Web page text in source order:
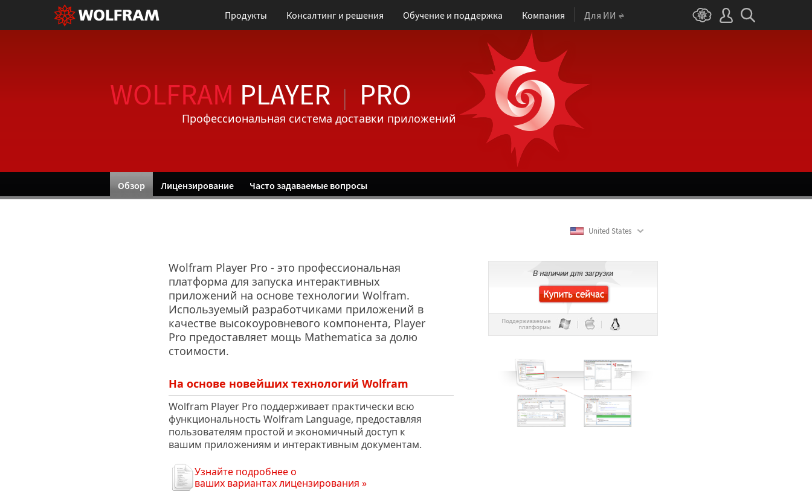
Продукты Консалтинг и решения Обучениеи поддержка Компания Для ИИ
WOLFRAM PLAYER | PRO
Профессиональная система доставки приложений
Обзор Лицензирование Часто задаваемые вопросы
United States
Wolfram Player Pro - это профессиональная
платформа для запуска интерактивных
приложений на основе технологии Wolfram.
Используемый разработчиками приложений в
качестве высокоуровневого компонента, Player
Pro предоставляет мощь Mathematica за долю
стоимости.
На основе новейших технологий Wolfram
Wolfram Player Pro поддерживает практически всю
функциональность Wolfram Language, предоставляя
пользователям простой и экономичный доступ к
вашим приложениям и интерактивным документам.
Узнайте подробнее о
ваших вариантах лицензирования